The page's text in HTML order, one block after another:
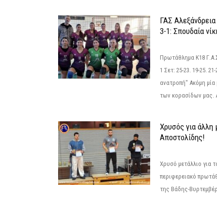
ΓΑΣ
3-1: Σπουδαία
Πρωτάθλημα Κ18
1 Σετ: 25-23. 19-25.
ανατροπή" Ακόμη μία
των κορασίδων μας.
Χρυσός για άλλη
Αποστολίδης!
Χρυσό μετάλλιο για
περιφερειακό
της Βάδης-